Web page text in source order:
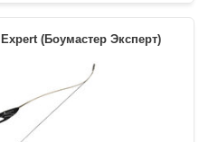
- алюминий, плечи - дерево с
(Боумастер Эксперт)